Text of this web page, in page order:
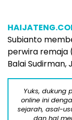
Subianto
perwira remaja
Balai
Yuks, dukung
online ini
sejarah, asal-